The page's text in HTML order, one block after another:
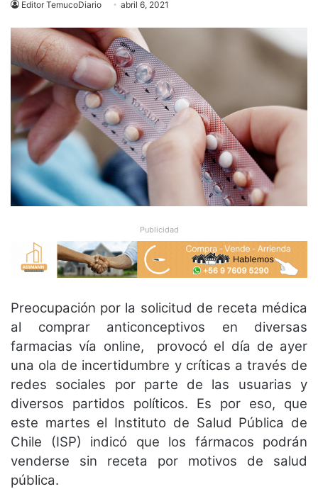
Editor TemucoDiario abril 6, 2021
Publicidad
Preocupación por la solicitud de receta médica
al comprar anticonceptivos en diversas
farmacias vía online, provocó el día de ayer
una ola de incertidumbre y críticas a través de
redes sociales por parte de las usuarias y
diversos partidos políticos. Es por eso, que
este martes el Instituto de Salud Pública de
Chile (ISP) indicó que los fármacos podrán
venderse sin receta por motivos de salud
pública.